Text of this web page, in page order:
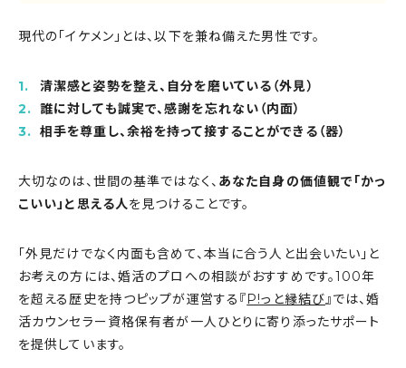
現代の「イケメン」とは、以下を兼ね備えた男性です。
清潔感と姿勢を整え、自分を磨いている（外見）
誰に対しても誠実で、感謝を忘れない（内面）
相手を尊重し、余裕を持って接することができる（器）
大切なのは、世間の基準ではなく、 あなた自身の価値観で「かっ
こいい」と思える人を見つけることです。
「外見だけでなく内面も含めて、本当に合う人と出会いたい」と
お考えの方には、婚活のプロへの相談がおすすめです。100年
を超える歴史を持つピップが運営する『P!っと縁結び』では、婚
活カウンセラー資格保有者が一人ひとりに寄り添ったサポート
を提供しています。